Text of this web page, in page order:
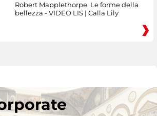
Robert Mapplethorpe. Le forme della
bellezza - VIDEO LIS | Calla Lily